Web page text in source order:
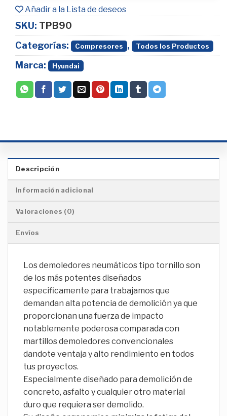
Añadir a la Lista de deseos
SKU: TPB90
Categorías:
Compresores , Todos los Productos
Marca: Hyundai
Descripción
Información adicional
Valoraciones (0)
Envíos
Los demoledores neumáticos tipo tornillo son
de los más potentes diseñados
especificamente para trabajamos que
demandan alta potencia de demolición ya que
proporcionan una fuerza de impacto
notablemente poderosa comparada con
martillos demoledores convencionales
dandote ventaja y alto rendimiento en todos
tus proyectos.
Especialmente diseñado para demolición de
concreto, asfalto y cualquier otro material
duro que requiera ser demolido.